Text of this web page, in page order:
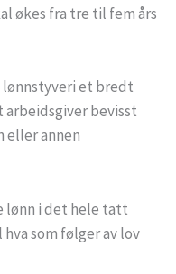
økes fra tre til fem års
et bredt
bevisst
eller annen
lønn i det hele tatt
som følger av lov